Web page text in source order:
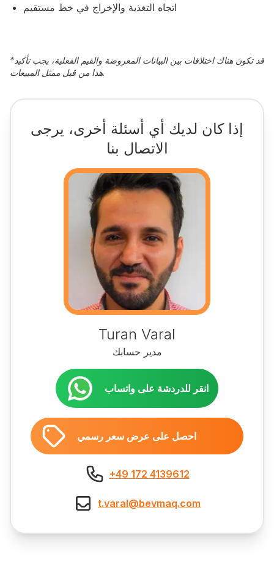
اتجاه التغذية والإخراج في خط مستقيم
*قد تكون هناك اختلافات بين البيانات المعروضة والقيم الفعلية، يجب تأكيد
هذا من قبل ممثل المبيعات.
إذا كان لديك أي أسئلة أخرى، يرجى
الاتصال بنا
Turan Varal
مدير حسابك
انقر للدردشة على واتساب
احصل على عرض سعر رسمي
+49 172 4139612
t.varal@bevmaq.com